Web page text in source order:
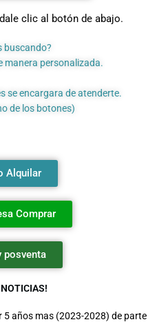
dale clic al botón de abajo.
buscando?
manera personalizada.
se encargara de atenderte.
de los botones)
Alquilar
Comprar
posventa
NOTICIAS!
5 años mas (2023-2028) de parte